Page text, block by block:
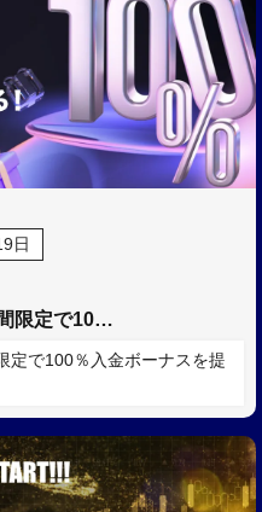
日
限定で10…
定で100％入金ボーナスを提